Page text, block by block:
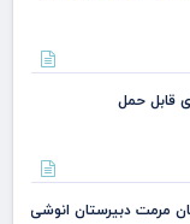
قابل حمل
کشف